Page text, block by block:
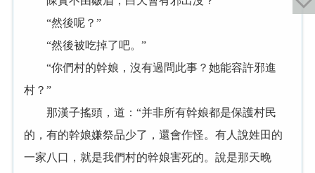
“然後呢？”
“然後被吃掉了吧。”
“你們村的幹娘，沒有過問此事？她能容許邪進
村？”
那漢子搖頭，道：“并非所有幹娘都是保護村民
的，有的幹娘嫌祭品少了，還會作怪。有人說姓田的
一家八口，就是我們村的幹娘害死的。說是那天晚